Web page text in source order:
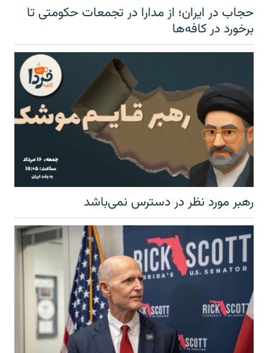
حجاب در ایران؛ از مدارا در تجمعات حکومتی تا
برخورد در کافه‌ها
رهبر مورد نظر در دسترس نمی‌باشد